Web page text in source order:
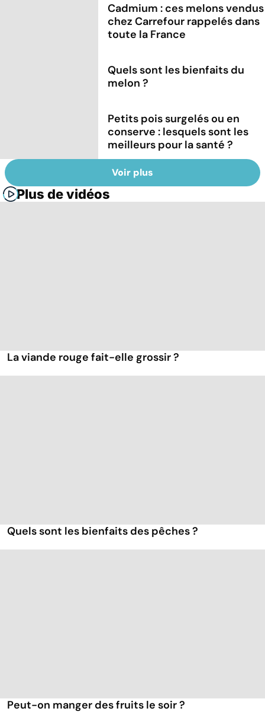
Cadmium : ces melons vendus
chez Carrefour rappelés dans
toute la France
Quels sont les bienfaits du
melon ?
Petits pois surgelés ou en
conserve : lesquels sont les
meilleurs pour la santé ?
Voir plus
Plus de vidéos
La viande rouge fait-elle grossir ?
Quels sont les bienfaits des pêches ?
Peut-on manger des fruits le soir ?